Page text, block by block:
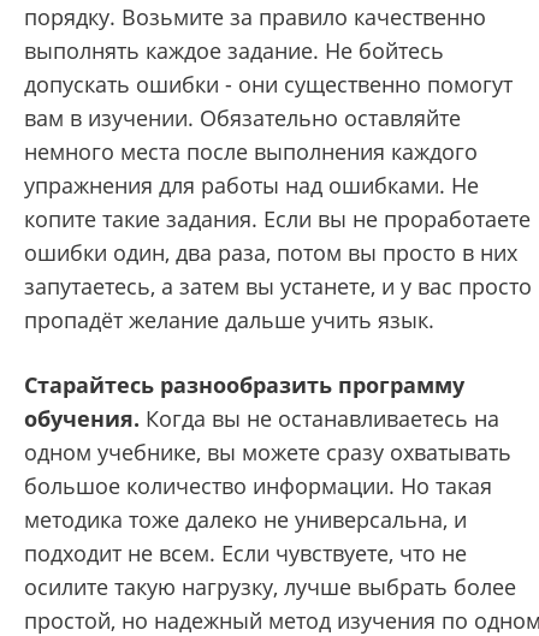
порядку. Возьмите за правило качественно
выполнять каждое задание. Не бойтесь
допускать ошибки - они существенно помогут
вам в изучении. Обязательно оставляйте
немного места после выполнения каждого
упражнения для работы над ошибками. Не
копите такие задания. Если вы не проработаете
ошибки один, два раза, потом вы просто в них
запутаетесь, а затем вы устанете, и у вас просто
пропадёт желание дальше учить язык.
Старайтесь разнообразить программу
обучения. Когда вы не останавливаетесь на
одном учебнике, вы можете сразу охватывать
большое количество информации. Но такая
методика тоже далеко не универсальна, и
подходит не всем. Если чувствуете, что не
осилите такую нагрузку, лучше выбрать более
простой, но надежный метод изучения по